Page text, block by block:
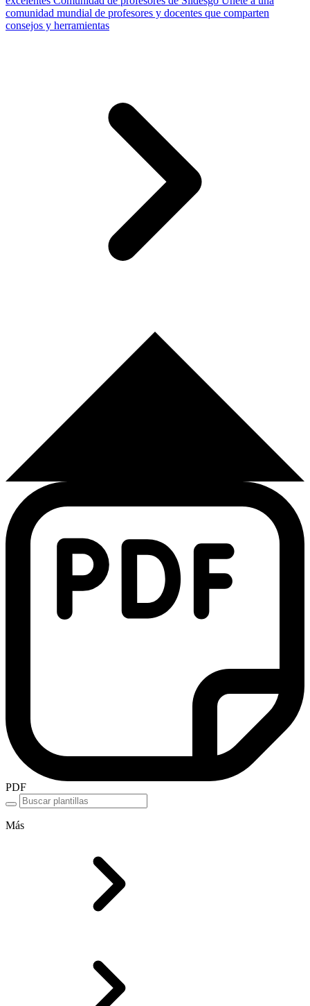
comunidad mundial de profesores y docentes que comparten
consejos y herramientas
PDF
Más